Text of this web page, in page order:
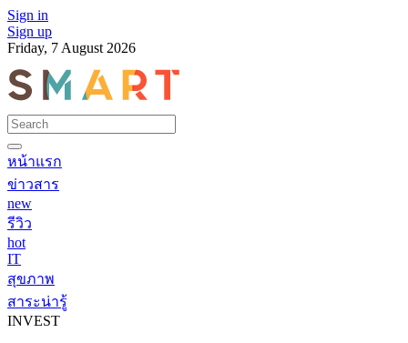
Sign in
Sign up
Friday, 7 August 2026
หน้าแรก
ข่าวสาร
new
รีวิว
hot
IT
สุขภาพ
สาระน่ารู้
INVEST